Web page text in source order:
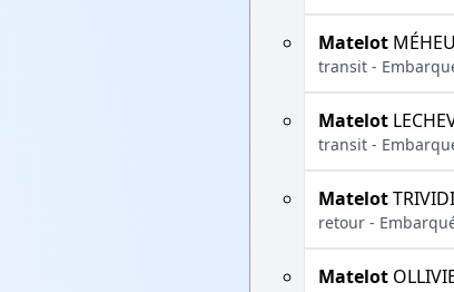
Matelot
transit -
Matelot
transit -
Matelot
retour -
Matelot